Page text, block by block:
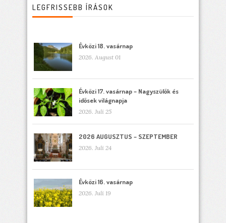
LEGFRISSEBB ÍRÁSOK
Évközi 18. vasárnap
2026. August 01
Évközi 17. vasárnap – Nagyszülők és
idősek világnapja
2026. Juli 25
2026 AUGUSZTUS – SZEPTEMBER
2026. Juli 24
Évközi 16. vasárnap
2026. Juli 19